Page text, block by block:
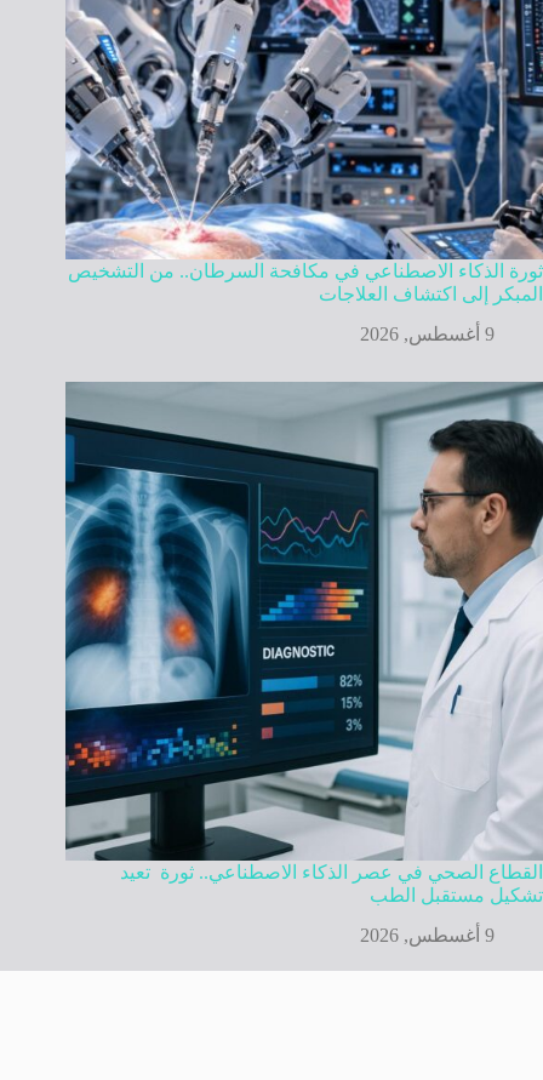
ثورة الذكاء الاصطناعي في مكافحة السرطان.. من التشخيص
المبكر إلى اكتشاف العلاجات
9 أغسطس, 2026
القطاع الصحي في عصر الذكاء الاصطناعي.. ثورة تعيد
تشكيل مستقبل الطب
9 أغسطس, 2026